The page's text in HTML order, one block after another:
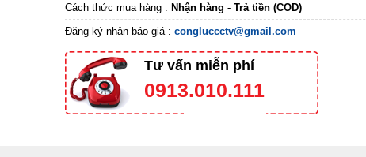
Cách thức mua hàng : Nhận hàng - Trả tiền (COD)
Đăng ký nhận báo giá : congluccctv@gmail.com
Tư vấn miễn phí
0913.010.111